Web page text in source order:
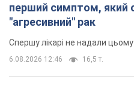
перший симптом, який
"агресивний" рак
Спершу лікарі не надали
6.08.2026 12:46 16,5 т.